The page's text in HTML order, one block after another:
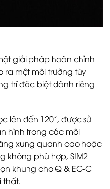
giải pháp hoàn chỉnh
ra một môi trường tùy
trí đặc biệt dành riêng
lên đến 120”, được sử
hình trong các môi
xung quanh cao hoặc
không phù hợp, SIM2
khung cho Q & EC-C
thất.